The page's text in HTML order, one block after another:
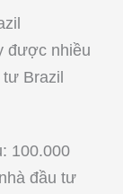
được nhiều
Brazil
100.000
đầu tư